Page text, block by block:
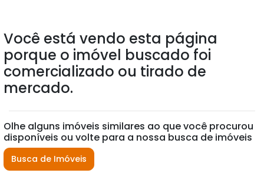
Você está vendo esta página
porque o imóvel buscado foi
comercializado ou tirado de
mercado.
Olhe alguns imóveis similares ao que você procurou
disponíveis ou volte para a nossa busca de imóveis
Busca de Imóveis